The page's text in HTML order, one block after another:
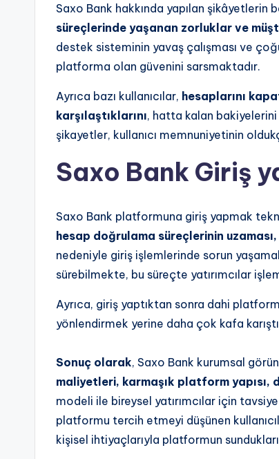
Saxo Bank hakkında yapılan şikâyetlerin
süreçlerinde yaşanan zorluklar ve
destek sisteminin yavaş çalışması ve
platforma olan güvenini sarsmaktadır.
Ayrıca bazı kullanıcılar, hesaplarını
karşılaştıklarını, hatta kalan
şikayetler, kullanıcı memnuniyetinin
Saxo Bank Giriş
Saxo Bank platformuna giriş yapmak
hesap doğrulama süreçlerinin
nedeniyle giriş işlemlerinde sorun
sürebilmekte, bu süreçte yatırımcılar
Ayrıca, giriş yaptıktan sonra dahi
yönlendirmek yerine daha çok kafa
Sonuç olarak, Saxo Bank kurumsal
maliyetleri, karmaşık platform
modeli ile bireysel yatırımcılar için
platformu tercih etmeyi düşünen
kişisel ihtiyaçlarıyla platformun